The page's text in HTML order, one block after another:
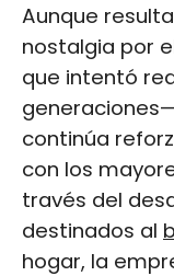
Aunque
nostalgia por
que intentó
continúa
con los
través del
destinados al
hogar, la